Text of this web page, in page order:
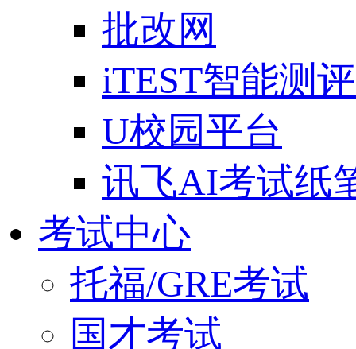
批改网
iTEST智能测
U校园平台
讯飞AI考试纸
考试中心
托福/GRE考试
国才考试